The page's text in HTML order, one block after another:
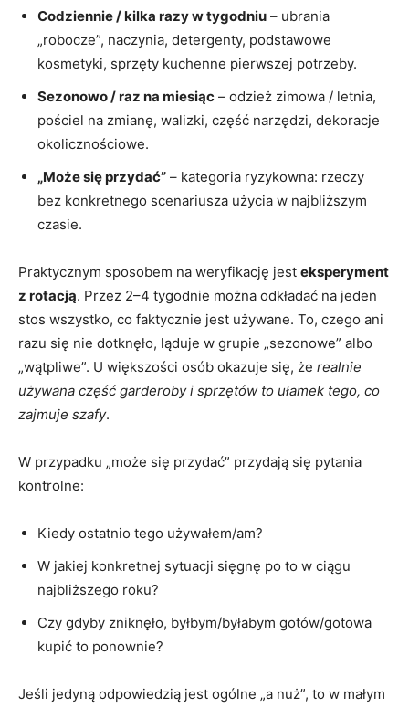
Codziennie / kilka razy w tygodniu – ubrania
„robocze”, naczynia, detergenty, podstawowe
kosmetyki, sprzęty kuchenne pierwszej potrzeby.
Sezonowo / raz na miesiąc – odzież zimowa / letnia,
pościel na zmianę, walizki, część narzędzi, dekoracje
okolicznościowe.
„Może się przydać” – kategoria ryzykowna: rzeczy
bez konkretnego scenariusza użycia w najbliższym
czasie.
Praktycznym sposobem na weryfikację jest eksperyment
z rotacją. Przez 2–4 tygodnie można odkładać na jeden
stos wszystko, co faktycznie jest używane. To, czego ani
razu się nie dotknęło, ląduje w grupie „sezonowe” albo
„wątpliwe”. U większości osób okazuje się, że realnie
używana część garderoby i sprzętów to ułamek tego, co
zajmuje szafy.
W przypadku „może się przydać” przydają się pytania
kontrolne:
Kiedy ostatnio tego używałem/am?
W jakiej konkretnej sytuacji sięgnę po to w ciągu
najbliższego roku?
Czy gdyby zniknęło, byłbym/byłabym gotów/gotowa
kupić to ponownie?
Jeśli jedyną odpowiedzią jest ogólne „a nuż”, to w małym